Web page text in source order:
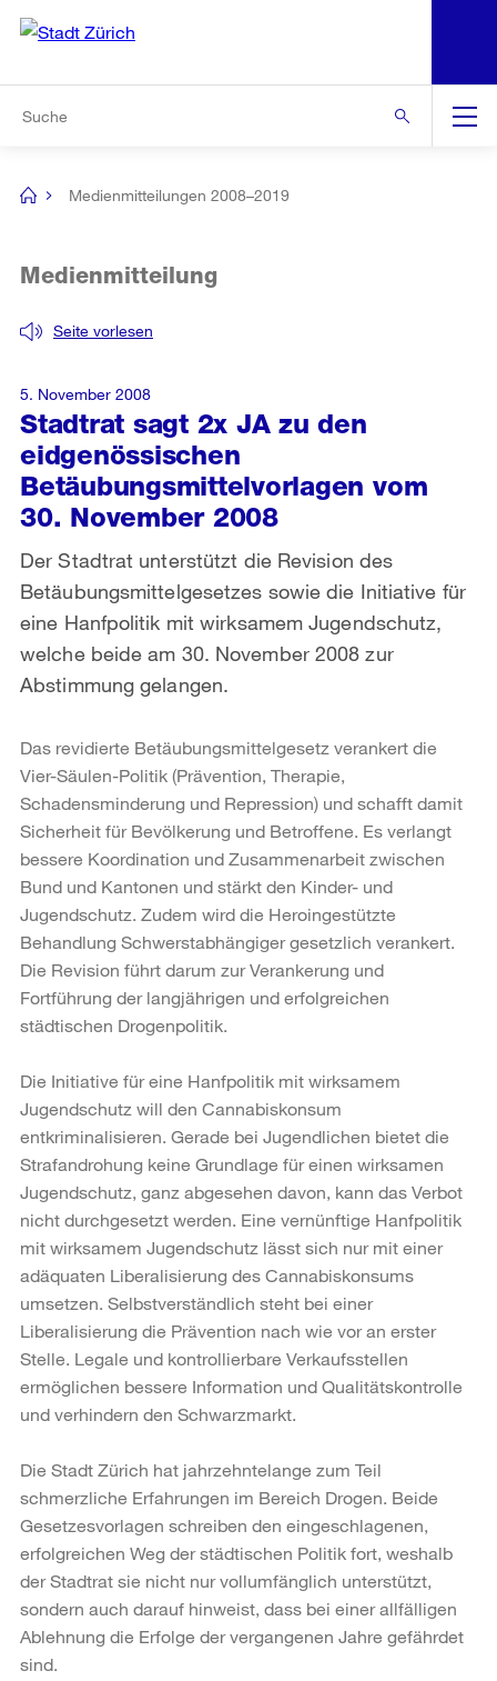
Navigation
[no
Medienmitteilungen 2008–2019
Stadtrat sagt 2x JA zu den
eidgenössischen
Betäubungsmittelvorlagen vom
30. November 2008
Seite vorlesen
Medienmitteilung
Der Stadtrat unterstützt die Revision des
Betäubungsmittelgesetzes sowie die Initiative für
eine Hanfpolitik mit wirksamem Jugendschutz,
welche beide am 30. November 2008 zur
Abstimmung gelangen.
5. November 2008
Das revidierte Betäubungsmittelgesetz verankert die
Vier-Säulen-Politik (Prävention, Therapie,
Schadensminderung und Repression) und schafft damit
Sicherheit für Bevölkerung und Betroffene. Es verlangt
bessere Koordination und Zusammenarbeit zwischen
Bund und Kantonen und stärkt den Kinder- und
Jugendschutz. Zudem wird die Heroingestützte
Behandlung Schwerstabhängiger gesetzlich verankert.
Die Revision führt darum zur Verankerung und
Fortführung der langjährigen und erfolgreichen
städtischen Drogenpolitik.
Die Initiative für eine Hanfpolitik mit wirksamem
Jugendschutz will den Cannabiskonsum
entkriminalisieren. Gerade bei Jugendlichen bietet die
Strafandrohung keine Grundlage für einen wirksamen
Jugendschutz, ganz abgesehen davon, kann das Verbot
nicht durchgesetzt werden. Eine vernünftige Hanfpolitik
mit wirksamem Jugendschutz lässt sich nur mit einer
adäquaten Liberalisierung des Cannabiskonsums
umsetzen. Selbstverständlich steht bei einer
Liberalisierung die Prävention nach wie vor an erster
Stelle. Legale und kontrollierbare Verkaufsstellen
ermöglichen bessere Information und Qualitätskontrolle
und verhindern den Schwarzmarkt.
Die Stadt Zürich hat jahrzehntelange zum Teil
schmerzliche Erfahrungen im Bereich Drogen. Beide
Gesetzesvorlagen schreiben den eingeschlagenen,
erfolgreichen Weg der städtischen Politik fort, weshalb
der Stadtrat sie nicht nur vollumfänglich unterstützt,
sondern auch darauf hinweist, dass bei einer allfälligen
Ablehnung die Erfolge der vergangenen Jahre gefährdet
sind.